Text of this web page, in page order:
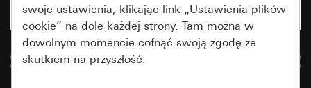
Do bazy danych multimedialnych
swoje ustawienia, klikając link „Ustawienia plików
cookie” na dole każdej strony. Tam można w
dowolnym momencie cofnąć swoją zgodę ze
skutkiem na przyszłość.